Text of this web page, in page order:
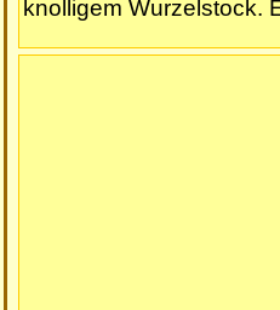
knolligem Wurzelstock.